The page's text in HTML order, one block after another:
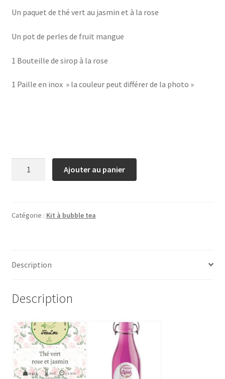
Un paquet de thé vert au jasmin et à la rose
Un pot de perles de fruit mangue
1 Bouteille de sirop à la rose
1 Paille en inox » la couleur peut différer de la photo »
bubbels
Ajouter au panier
Catégorie : Kit à bubble tea
Description
Description